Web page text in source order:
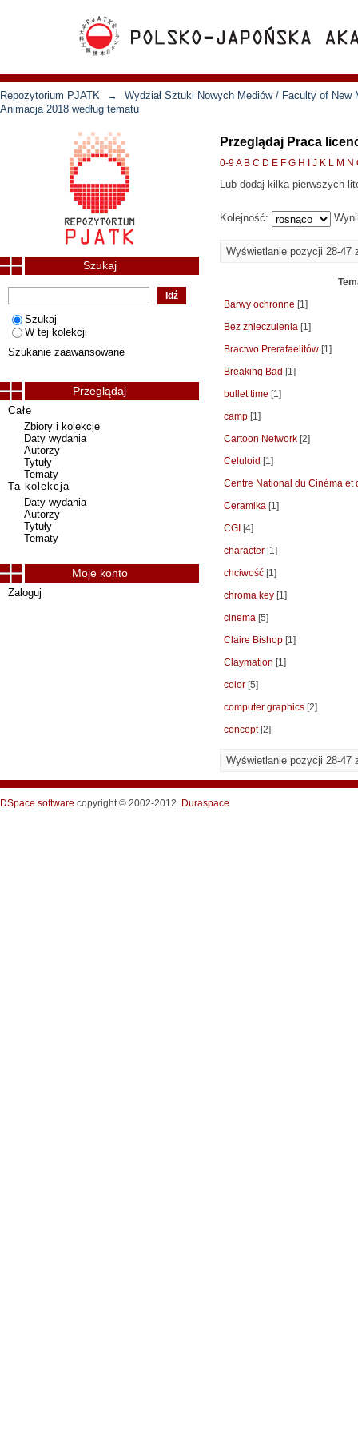
Repozytorium PJATK →
Wydział Sztuki Nowych Mediów / Faculty of New
Animacja 2018 według tematu
Przeglądaj Praca
0-9A B C D E F G H J K L M N
Lub dodaj kilka pierwszych
Kolejność:
Wyświetlanie pozycji 28-47
Barwy ochronne [1]
Bez znieczulenia [1]
Bractwo Prerafaelitów [1]
Breaking Bad [1]
bullet time [1]
camp [1]
Cartoon Network [2]
Celuloid [1]
Centre National du Cinéma et
Ceramika [1]
CGI [4]
character [1]
chciwość [1]
chroma key [1]
cinema [5]
Claire Bishop [1]
Claymation [1]
color [5]
computer graphics [2]
concept[2]
Wyświetlanie pozycji 28-47
Szukaj
Szukaj
W tej kolekcji
Szukanie zaawansowane
Przeglądaj
Całe
Zbiory i kolekcje
Daty wydania
Autorzy
Tytuły
Tematy
Ta kolekcja
Daty wydania
Autorzy
Tytuły
Tematy
Moje konto
Zaloguj
DSpace software copyright © 2002-2012 Duraspace